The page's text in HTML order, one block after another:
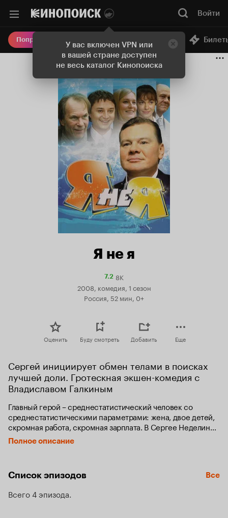
У вас включен VPN или
в вашей стране доступен
не весь каталог Кинопоиска
Войти
Попробовать Плюс Онлайн-кинотеатр
Я не я
7.2Рейтинг
Кинопоиска
7.2
8K
2008, комедия, 1 сезон
Россия, 52 мин, 0+
Оценить Буду смотреть Добавить Еще
Сергей инициирует обмен телами в поисках
лучшей доли. Гротескная экшен-комедия с
Владиславом Галкиным
Главный герой – среднестатистический человек со
среднестатистическими параметрами: жена, двое детей,
скромная работа, скромная зарплата. В Сергее Неделине
нет ничего необычного, кроме одного странного
увлечения: любит бродить по вечерним улицам,
Полное описание
Список эпизодов Все
Всего 4 эпизода